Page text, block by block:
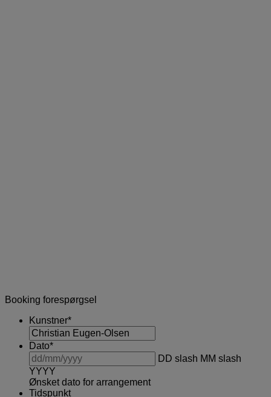
Booking forespørgsel
Kunstner*
Dato*
DD slash MM slash
YYYY
Ønsket dato for arrangement
Tidspunkt